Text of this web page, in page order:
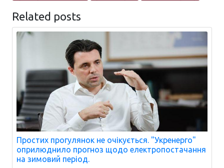
Related posts
Простих прогулянок не очікується. "Укренерго"
оприлюднило прогноз щодо електропостачання
на зимовий період.